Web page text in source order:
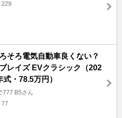
229
そろ電気自動車良くない？
レイズ EVクラシック（202
式・78.5万円）
777 B5さん
77